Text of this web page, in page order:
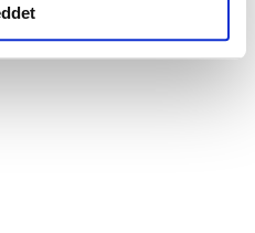
tıklayınız.